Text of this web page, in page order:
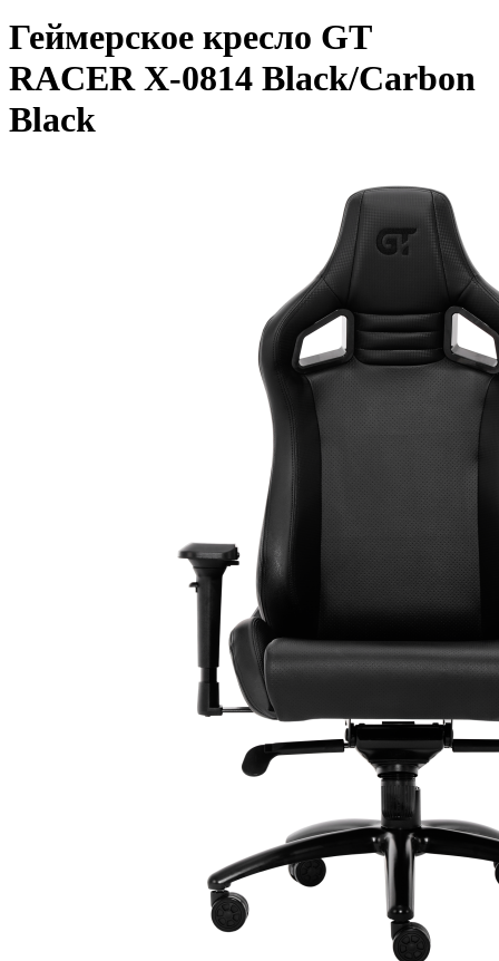
Геймерское кресло GT
RACER X-0814 Black/Carbon
Black